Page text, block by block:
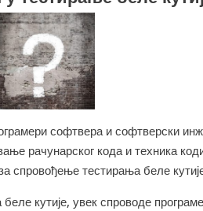
софтвера и софтверски
рачунарског кода и техника
спровођење тестирања беле
кутије, увек спроводе